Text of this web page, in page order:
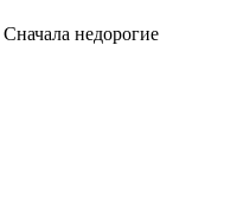
Сначала недорогие